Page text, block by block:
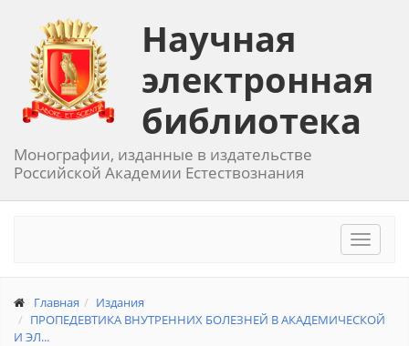
Научная
электронная
библиотека
Монографии, изданные в издательстве
Российской Академии Естествознания
Toggle
Главная
Издания
ПРОПЕДЕВТИКА ВНУТРЕННИХ БОЛЕЗНЕЙ В АКАДЕМИЧЕСКОЙ
И ЭЛ...